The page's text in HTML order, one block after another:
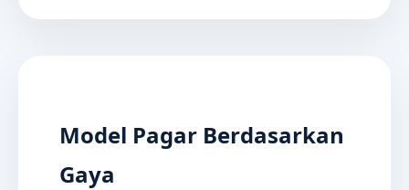
Model Pagar Berdasarkan
Gaya